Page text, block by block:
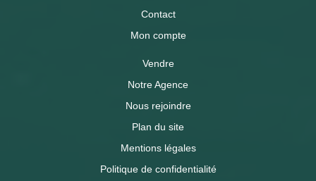
Contact
Mon compte
Vendre
Notre Agence
Nous rejoindre
Plan du site
Mentions légales
Politique de confidentialité